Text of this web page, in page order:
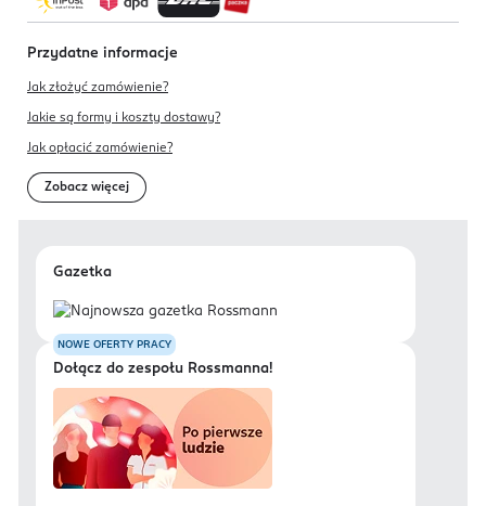
Przydatne informacje
Jak złożyć zamówienie?
Jakie są formy i koszty dostawy?
Jak opłacić zamówienie?
Zobacz więcej
Gazetka
NOWE OFERTY PRACY
Dołącz do zespołu Rossmanna!